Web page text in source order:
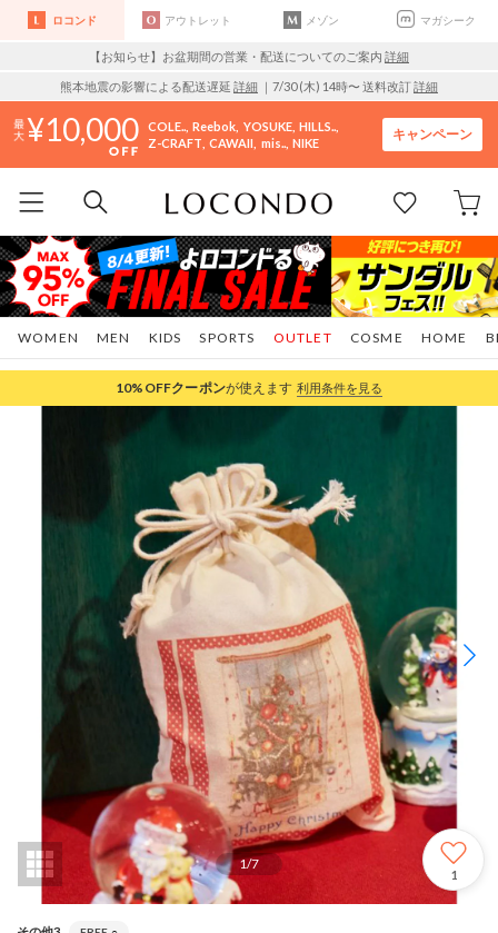
ロコンド アウトレット メゾン マガシーク
【お知らせ】お盆期間の営業・配送についてのご案内 詳細
熊本地震の影響による配送遅延 詳細 ｜7/30 (木) 14時〜 送料改訂詳細
10,000 COLE.. Reebok YOSUKE HILLS..
Z-CRAFT CAWAII mis.. NIKE
キャンペーン
WOMEN MEN KIDS SPORTS COSME HOME
OUTLET
10%OFFクーポンが使えます 利用条件を見る
1/7
1